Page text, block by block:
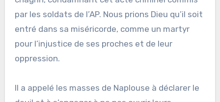
par les soldats de l’AP. Nous prions Dieu qu’il soit
entré dans sa miséricorde, comme un martyr
pour l’injustice de ses proches et de leur
oppression.
Il a appelé les masses de Naplouse à déclarer le